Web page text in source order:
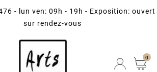
-
lun ven: 09h - 19h - Exposition: ouvert
sur rendez-vous
0